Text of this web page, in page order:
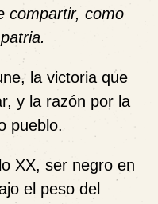
compartir, como
, la victoria que
y la razón por la
pueblo.
XX, ser negro en
el peso del